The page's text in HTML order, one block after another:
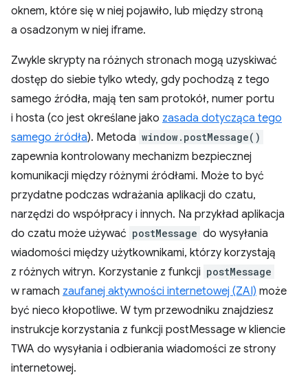
oknem, które się w niej pojawiło, lub między stroną
a osadzonym w niej iframe.
Zwykle skrypty na różnych stronach mogą uzyskiwać
dostęp do siebie tylko wtedy, gdy pochodzą z tego
samego źródła, mają ten sam protokół, numer portu
i hosta (co jest określane jako zasada dotycząca tego
samego źródła). Metoda window.postMessage()
zapewnia kontrolowany mechanizm bezpiecznej
komunikacji między różnymi źródłami. Może to być
przydatne podczas wdrażania aplikacji do czatu,
narzędzi do współpracy i innych. Na przykład aplikacja
do czatu może używać postMessage do wysyłania
wiadomości między użytkownikami, którzy korzystają
z różnych witryn. Korzystanie z funkcji postMessage
w ramach zaufanej aktywności internetowej (ZAI) może
być nieco kłopotliwe. W tym przewodniku znajdziesz
instrukcje korzystania z funkcji postMessage w kliencie
TWA do wysyłania i odbierania wiadomości ze strony
internetowej.